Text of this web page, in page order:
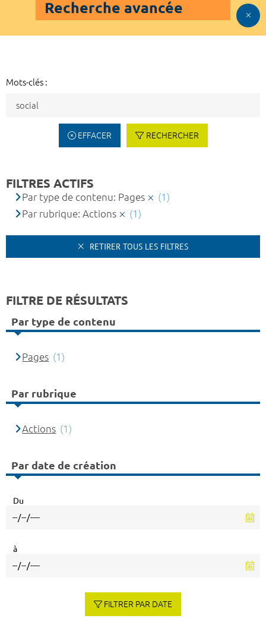
Recherche avancée
Mots-clés :
EFFACER RECHERCHER
FILTRES ACTIFS
Par type de contenu: Pages
(1)
Par rubrique: Actions
(1)
RETIRER TOUS LES FILTRES
FILTRE DE RÉSULTATS
Par type de contenu
Pages (1)
Par rubrique
Actions (1)
Par date de création
Du
à
FILTRER PAR DATE